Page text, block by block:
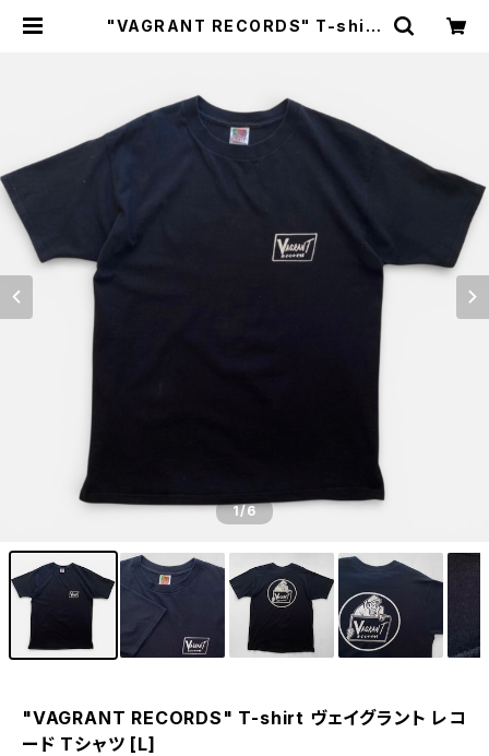
"VAGRANT RECORDS" T-shirt
1/6
"VAGRANT RECORDS" T-shirt ヴェイグラント レコ
ード Tシャツ [L]